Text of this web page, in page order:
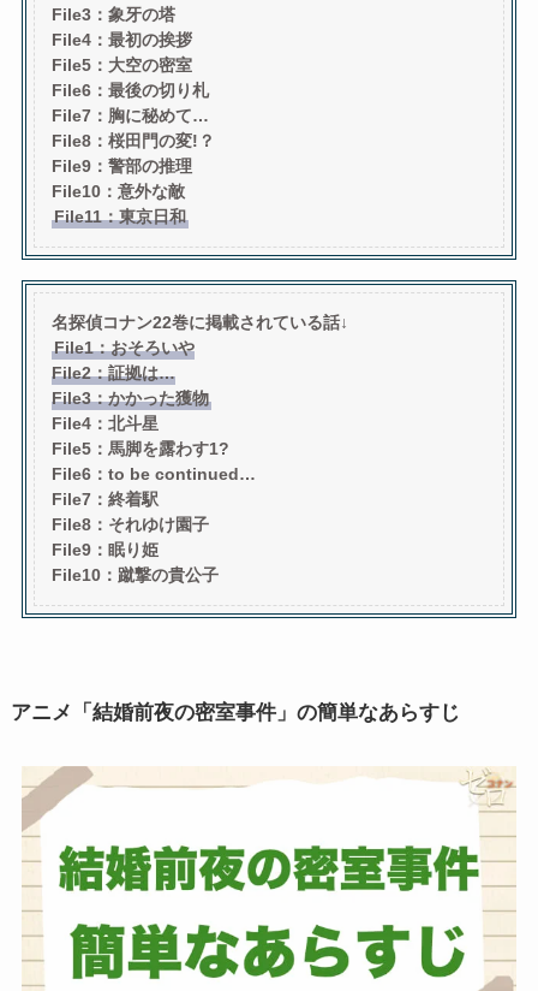
File3：象牙の塔
File4：最初の挨拶
File5：大空の密室
File6：最後の切り札
File7：胸に秘めて…
File8：桜田門の変!？
File9：警部の推理
File10：意外な敵
File11：東京日和
名探偵コナン22巻に掲載されている話↓
File1：おそろいや
File2：証拠は…
File3：かかった獲物
File4：北斗星
File5：馬脚を露わす1?
File6：to be continued…
File7：終着駅
File8：それゆけ園子
File9：眠り姫
File10：蹴撃の貴公子
アニメ「結婚前夜の密室事件」の簡単なあらすじ